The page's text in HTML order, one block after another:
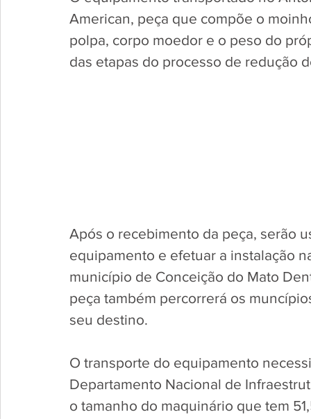
American, peça que compõe o
polpa, corpo moedor e o peso do
das etapas do processo de redução
Após o recebimento da peça, serão
equipamento e efetuar a instalação
município de Conceição do Mato
peça também percorrerá os
seu destino.
O transporte do equipamento
Departamento Nacional de
o tamanho do maquinário que tem